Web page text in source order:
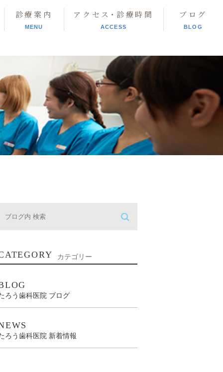
診療案内
MENU
アクセス･診療時間
ACCESS
ブログ
BLOG
カテゴリー
ろう歯科医院 ブログ
ろう歯科医院 新着情報